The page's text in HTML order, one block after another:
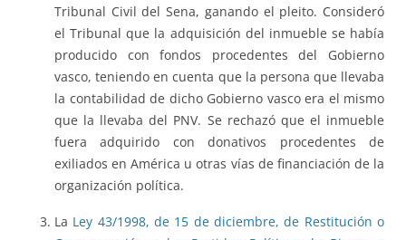
Tribunal Civil del Sena, ganando el pleito. Consideró
el Tribunal que la adquisición del inmueble se había
producido con fondos procedentes del Gobierno
vasco, teniendo en cuenta que la persona que llevaba
la contabilidad de dicho Gobierno vasco era el mismo
que la llevaba del PNV. Se rechazó que el inmueble
fuera adquirido con donativos procedentes de
exiliados en América u otras vías de financiación de la
organización política.
La Ley 43/1998, de 15 de diciembre, de Restitución o